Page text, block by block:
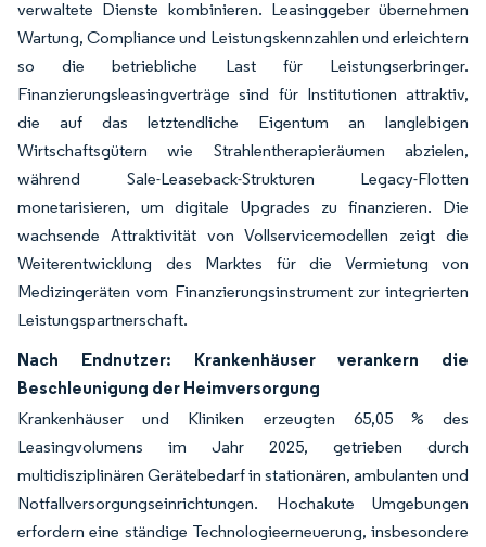
verwaltete Dienste kombinieren. Leasinggeber übernehmen
Wartung, Compliance und Leistungskennzahlen und erleichtern
so die betriebliche Last für Leistungserbringer.
Finanzierungsleasingverträge sind für Institutionen attraktiv,
die auf das letztendliche Eigentum an langlebigen
Wirtschaftsgütern wie Strahlentherapieräumen abzielen,
während Sale-Leaseback-Strukturen Legacy-Flotten
monetarisieren, um digitale Upgrades zu finanzieren. Die
wachsende Attraktivität von Vollservicemodellen zeigt die
Weiterentwicklung des Marktes für die Vermietung von
Medizingeräten vom Finanzierungsinstrument zur integrierten
Leistungspartnerschaft.
Nach Endnutzer: Krankenhäuser verankern die
Beschleunigung der Heimversorgung
Krankenhäuser und Kliniken erzeugten 65,05 % des
Leasingvolumens im Jahr 2025, getrieben durch
multidisziplinären Gerätebedarf in stationären, ambulanten und
Notfallversorgungseinrichtungen. Hochakute Umgebungen
erfordern eine ständige Technologieerneuerung, insbesondere